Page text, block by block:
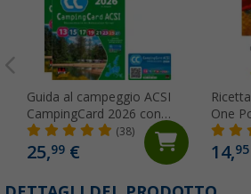
Guida al campeggio ACSI
CampingCard 2026 con
carta sconti Lingua tedesco
(38)
25,99 €
One
14,95